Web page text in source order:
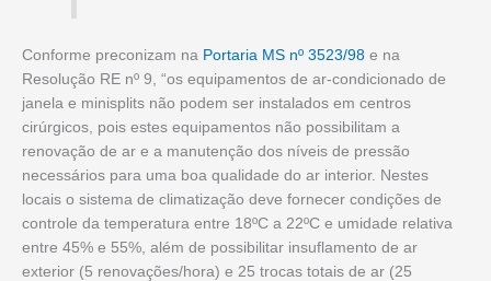
Conforme preconizam na Portaria MS nº 3523/98 e na
Resolução RE nº 9, “os equipamentos de ar-condicionado de
janela e minisplits não podem ser instalados em centros
cirúrgicos, pois estes equipamentos não possibilitam a
renovação de ar e a manutenção dos níveis de pressão
necessários para uma boa qualidade do ar interior. Nestes
locais o sistema de climatização deve fornecer condições de
controle da temperatura entre 18ºC a 22ºC e umidade relativa
entre 45% e 55%, além de possibilitar insuflamento de ar
exterior (5 renovações/hora) e 25 trocas totais de ar (25